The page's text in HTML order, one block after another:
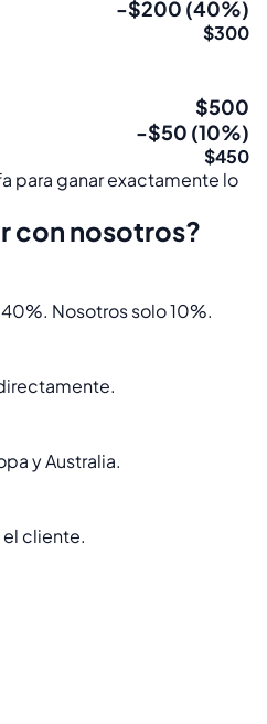
-$200 (40%)
$300
$500
-$50 (10%)
$450
para ganar exactamente lo
con nosotros?
Nosotros solo 10%.
y Australia.
cliente.